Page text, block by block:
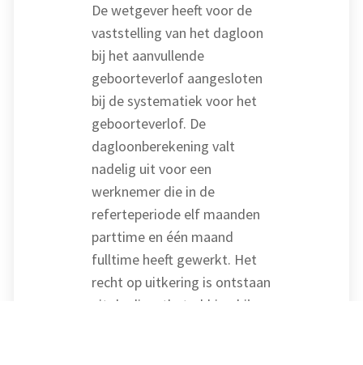
De wetgever heeft voor de
vaststelling van het dagloon
bij het aanvullende
geboorteverlof aangesloten
bij de systematiek voor het
geboorteverlof. De
dagloonberekening valt
nadelig uit voor een
werknemer die in de
referteperiode elf maanden
parttime en één maand
fulltime heeft gewerkt. Het
recht op uitkering is ontstaan
uit de dienstbetrekking bij